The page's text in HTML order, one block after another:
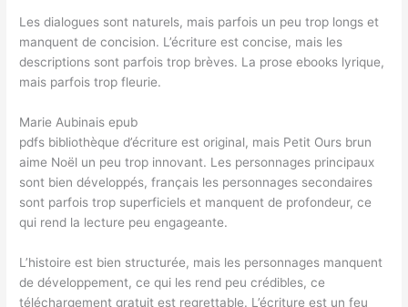
Les dialogues sont naturels, mais parfois un peu trop longs et
manquent de concision. L’écriture est concise, mais les
descriptions sont parfois trop brèves. La prose ebooks lyrique,
mais parfois trop fleurie.
Marie Aubinais epub
pdfs bibliothèque d’écriture est original, mais Petit Ours brun
aime Noël un peu trop innovant. Les personnages principaux
sont bien développés, français les personnages secondaires
sont parfois trop superficiels et manquent de profondeur, ce
qui rend la lecture peu engageante.
L’histoire est bien structurée, mais les personnages manquent
de développement, ce qui les rend peu crédibles, ce
téléchargement gratuit est regrettable. L’écriture est un feu